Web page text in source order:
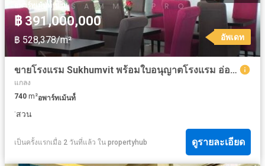
อพาร์ทเม้นท์์· ขาย
฿ 391,000,000
฿ 528,378/m² อัพเดท
ขายโรงแรม Sukhumvit พร้อมใบอนุญาตโรงแรม อ่อนนุช กทม
แกลง
740 m²อพาร์ทเม้นท์์
·สวน
เป็นครั้งแรกเมื่อ 2 วันที่แล้ว ใน propertyhub ดูรายละเอียด